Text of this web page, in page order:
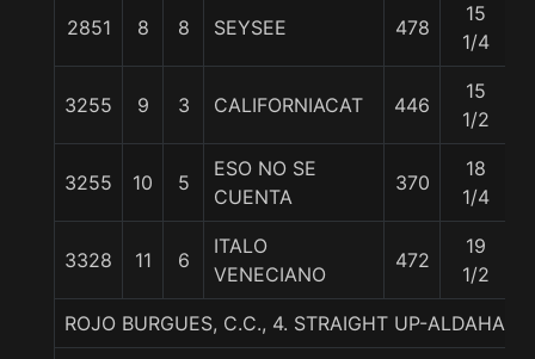
2851 8 8 SEYSEE 478
15
1/4
3255 9 3 CALIFORNIACAT 446
15
1/2
3255 10 5
ESO NO SE
CUENTA
370
18
1/4
3328 11 6
ITALO
VENECIANO
472
19
1/2
ROJO BURGUES, C.C., 4. STRAIGHT UP-